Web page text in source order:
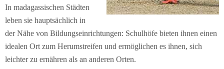
In madagassischen Städten
leben sie hauptsächlich in
der Nähe von Bildungseinrichtungen: Schulhöfe bieten ihnen einen
idealen Ort zum Herumstreifen und ermöglichen es ihnen, sich
leichter zu ernähren als an anderen Orten.